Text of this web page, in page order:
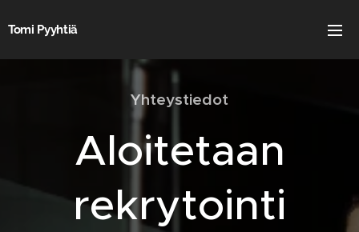
Tomi Pyyhtiä
Yhteystiedot
Aloitetaan
rekrytointi